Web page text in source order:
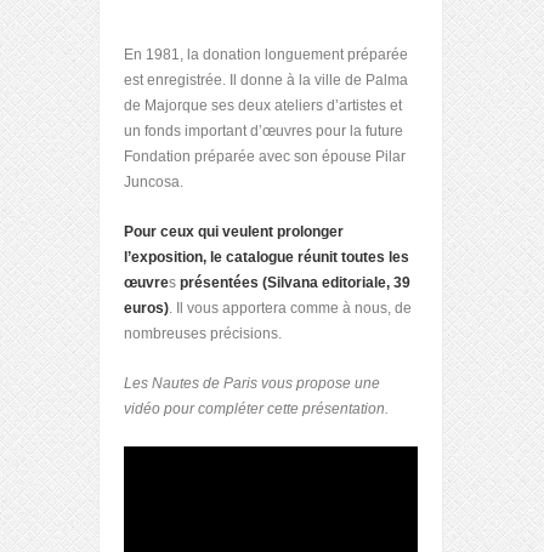
En 1981, la donation longuement préparée
est enregistrée. Il donne à la ville de Palma
de Majorque ses deux ateliers d’artistes et
un fonds important d’œuvres pour la future
Fondation préparée avec son épouse Pilar
Juncosa.
Pour ceux qui veulent prolonger
l’exposition, le catalogue réunit toutes les
œuvres présentées (Silvana editoriale, 39
euros). Il vous apportera comme à nous, de
nombreuses précisions.
Les Nautes de Paris vous propose une
vidéo pour compléter cette présentation.